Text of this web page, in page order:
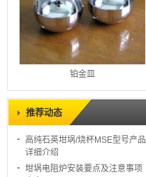
铂金皿
推荐动态
高纯石英坩埚/烧杯MSE型号产品
详细介绍
坩埚电阻炉安装要点及注意事项